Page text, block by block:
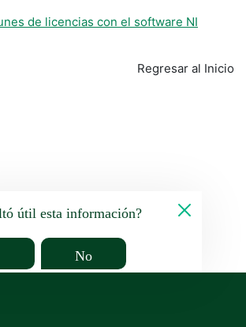
de licencias con el software NI
Regresar al Inicio
útil esta información?
No